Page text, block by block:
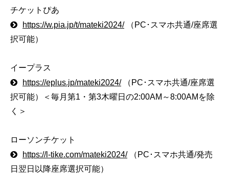
チケットぴあ
https://w.pia.jp/t/mateki2024/（PC･スマホ共通/座席選
択可能）
イープラス
https://eplus.jp/mateki2024/（PC･スマホ共通/座席選
択可能）＜毎月第1・第3木曜日の2:00AM～8:00AMを除
く＞
ローソンチケット
https://l-tike.com/mateki2024/（PC･スマホ共通/発売
日翌日以降座席選択可能）